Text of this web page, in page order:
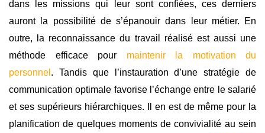
dans les missions qui leur sont confiées, ces derniers
auront la possibilité de s’épanouir dans leur métier. En
outre, la reconnaissance du travail réalisé est aussi une
méthode efficace pour maintenir la motivation du
personnel . Tandis que l’instauration d’une stratégie de
communication optimale favorise l’échange entre le salarié
et ses supérieurs hiérarchiques. Il en est de même pour la
planification de quelques moments de convivialité au sein